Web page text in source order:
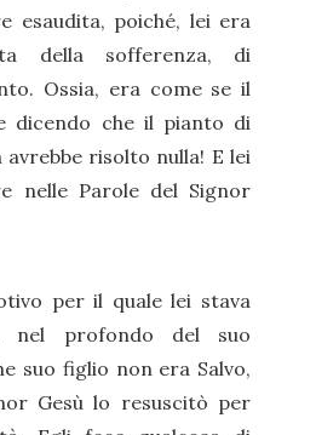
esaudita, poiché, lei era
della sofferenza, di
Ossia, era come se il
dicendo che il pianto di
avrebbe risolto nulla! E lei
nelle Parole del Signor
per il quale lei stava
nel profondo del suo
suo figlio non era Salvo,
Gesù lo resuscitò per